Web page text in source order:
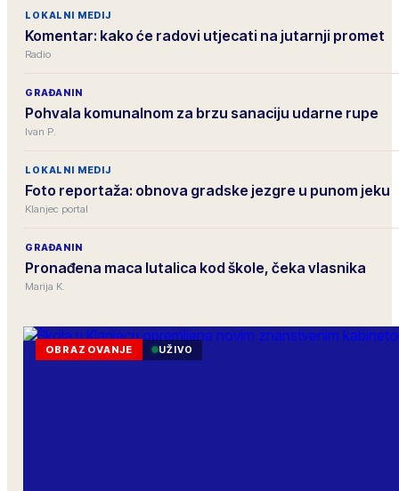
LOKALNI MEDIJ
Komentar: kako će radovi utjecati na jutarnji promet
Radio
GRAĐANIN
Pohvala komunalnom za brzu sanaciju udarne rupe
Ivan P.
LOKALNI MEDIJ
Foto reportaža: obnova gradske jezgre u punom jeku
Klanjec portal
GRAĐANIN
Pronađena maca lutalica kod škole, čeka vlasnika
Marija K.
OBRAZOVANJE UŽIVO